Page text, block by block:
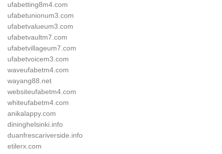
ufabetting8m4.com
ufabetunionum3.com
ufabetvalueum3.com
ufabetvaultm7.com
ufabetvillageum7.com
ufabetvoicem3.com
waveufabetm4.com
wayang88.net
websiteufabetm4.com
whiteufabetm4.com
anikalappy.com
dininghelsinki.info
duanfrescariverside.info
etilerx.com